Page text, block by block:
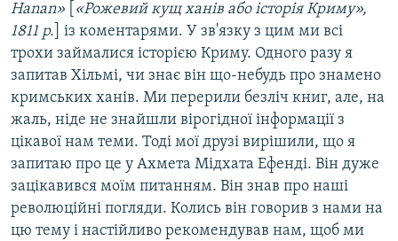
Hanan»
«Рожевий кущ ханів або історія Криму»,
1811 р. ] із коментарями. У зв'язку з цим ми всі
трохи займалися історією Криму. Одного разу я
запитав Хільмі, чи знає він що-небудь про знамено
кримських ханів. Ми перерили безліч книг, але, на
жаль, ніде не знайшли вірогідної інформації з
цікавої нам теми. Тоді мої друзі вирішили, що я
запитаю про це у Ахмета Мідхата Ефенді. Він дуже
зацікавився моїм питанням. Він знав про наші
революційні погляди. Колись він говорив з нами на
цю тему і настійливо рекомендував нам, щоб ми